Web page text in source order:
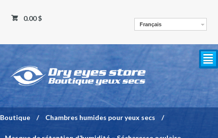
Français
0.00 $
²
Boutique / Chambres humides pour yeux secs /